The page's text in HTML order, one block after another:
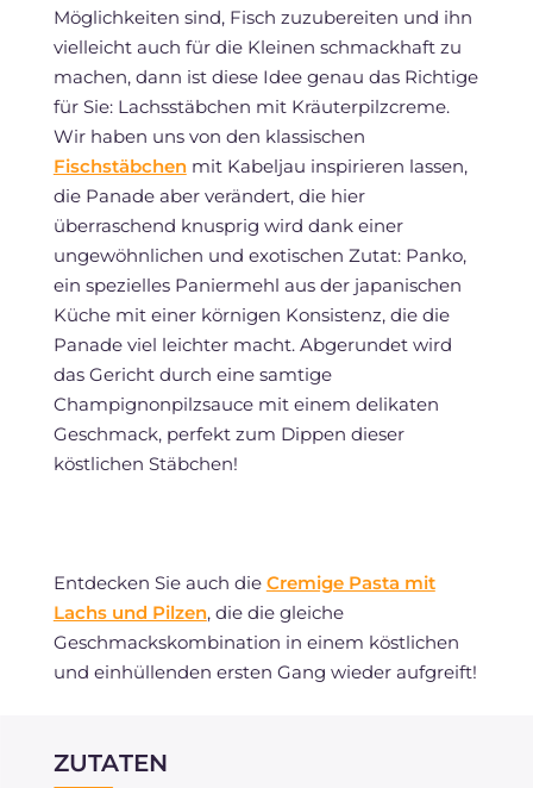
Möglichkeiten sind, Fisch zuzubereiten und ihn
vielleicht auch für die Kleinen schmackhaft zu
machen, dann ist diese Idee genau das Richtige
für Sie: Lachsstäbchen mit Kräuterpilzcreme.
Wir haben uns von den klassischen
Fischstäbchenmit Kabeljau inspirieren lassen,
die Panade aber verändert, die hier
überraschend knusprig wird dank einer
ungewöhnlichen und exotischen Zutat: Panko,
ein spezielles Paniermehl aus der japanischen
Küche mit einer körnigen Konsistenz, die die
Panade viel leichter macht. Abgerundet wird
das Gericht durch eine samtige
Champignonpilzsauce mit einem delikaten
Geschmack, perfekt zum Dippen dieser
köstlichen Stäbchen!
Entdecken Sie auch die Cremige Pasta mit
Lachs und Pilzen, die die gleiche
Geschmackskombination in einem köstlichen
und einhüllenden ersten Gang wieder aufgreift!
ZUTATEN